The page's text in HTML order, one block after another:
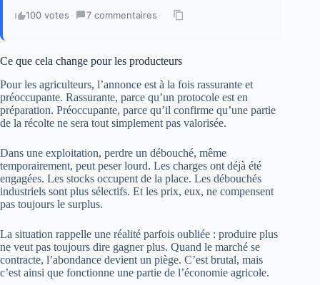
100 votes · 7 commentaires ·
Ce que cela change pour les producteurs
Pour les agriculteurs, l’annonce est à la fois rassurante et
préoccupante. Rassurante, parce qu’un protocole est en
préparation. Préoccupante, parce qu’il confirme qu’une partie
de la récolte ne sera tout simplement pas valorisée.
Dans une exploitation, perdre un débouché, même
temporairement, peut peser lourd. Les charges ont déjà été
engagées. Les stocks occupent de la place. Les débouchés
industriels sont plus sélectifs. Et les prix, eux, ne compensent
pas toujours le surplus.
La situation rappelle une réalité parfois oubliée : produire plus
ne veut pas toujours dire gagner plus. Quand le marché se
contracte, l’abondance devient un piège. C’est brutal, mais
c’est ainsi que fonctionne une partie de l’économie agricole.